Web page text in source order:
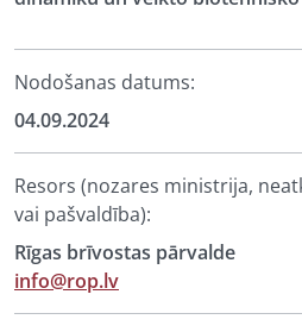
Nodošanas datums:
04.09.2024
Resors (nozares ministrija,
vai pašvaldība):
Rīgas brīvostas pārvalde
info@rop.lv